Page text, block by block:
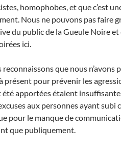
homophobes, et que c’est
Nous ne pouvons pas faire
du public de la Gueule Noire et
ici.
que nous n’avons
présent pour prévenir les
été apportées étaient
aux personnes ayant subi
pour le manque de
que publiquement.